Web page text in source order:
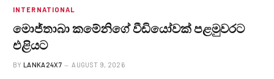
INTERNATIONAL
මොජ්තාබා කමේනිගේ වීඩියෝවක් පළමුවරට
එළියට
BY LANKA24X7 AUGUST 9, 2026